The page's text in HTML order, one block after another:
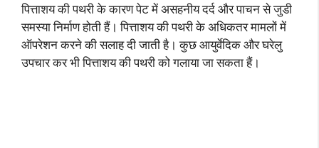
पित्ताशय की पथरी के कारण पेट में असहनीय दर्द और पाचन से जुडी
समस्या निर्माण होती हैं। पित्ताशय की पथरी के अधिकतर मामलों में
ऑपरेशन करने की सलाह दी जाती है। कुछ आयुर्वेदिक और घरेलु
उपचार कर भी पित्ताशय की पथरी को गलाया जा सकता हैं।